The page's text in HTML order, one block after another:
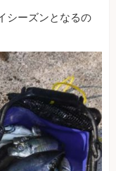
シーズンとなるの